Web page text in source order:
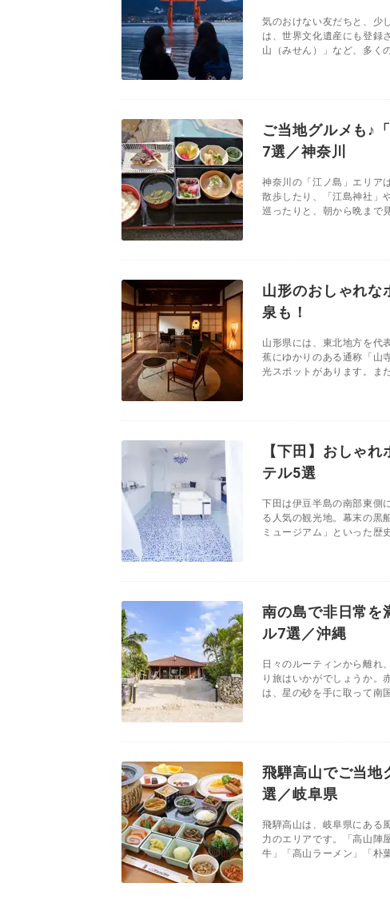
気のおけない友だちと、少
は、世界文化遺産にも登録
山（みせん）」など、多く
ご当地グルメも♪
7選／神奈川
神奈川の「江ノ島」エリア
散歩したり、「江島神社」
巡ったりと、朝から晩まで
山形のおしゃれな
泉も！
山形県には、東北地方を代
蕉にゆかりのある通称「山
光スポットがあります。ま
【下田】おしゃ
テル5選
下田は伊豆半島の南部東側
る人気の観光地。幕末の黒
ミュージアム」といった歴
南の島で非日常を
ル7選／沖縄
日々のルーティンから離れ
り旅はいかがでしょうか。
は、星の砂を手に取って南
飛騨高山でご当地
選／岐阜県
飛騨高山は、岐阜県にある
力のエリアです。「高山陣
牛」「高山ラーメン」「朴